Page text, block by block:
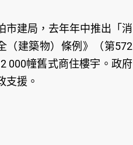
市建局，去年年中推出「消
（建築物）條例》（第572
000幢舊式商住樓宇。政府
支援。